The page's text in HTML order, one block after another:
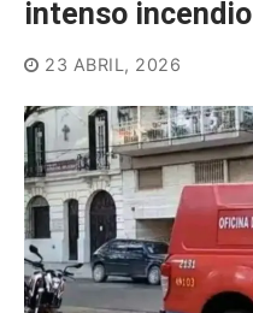
intenso incendio
23 ABRIL, 2026